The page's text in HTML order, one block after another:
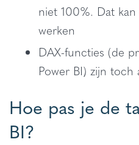
niet 100%. Dat
werken
DAX-functies (de
Power BI) zijn toch
Hoe pas je de
BI?